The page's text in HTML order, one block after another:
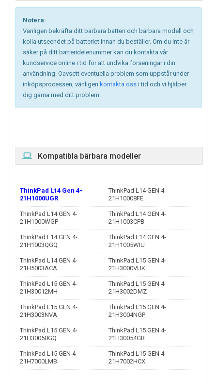
Notera:
Vänligen bekräfta ditt bärbara batteri och bärbara modell och
kolla utseendet på batteriet innan du beställer. Om du inte är
säker på ditt batteridelenummer kan du kontakta vår
kundservice online i tid för att undvika förseningar i din
användning. Oavsett eventuella problem som uppstår under
inköpsprocessen, vänligen kontakta oss i tid och vi hjälper
dig gärna med ditt problem.
Kompatibla bärbara modeller
ThinkPad L14 Gen 4-
21H1000UGR
ThinkPad L14 GEN 4-
21H10008FE
ThinkPad L14 GEN 4-
21H1000WGP
ThinkPad L14 GEN 4-
21H1003CPB
ThinkPad L14 GEN 4-
21H1003QGQ
ThinkPad L14 GEN 4-
21H1005WIU
ThinkPad L14 GEN 4-
21H5003ACA
ThinkPad L15 GEN 4-
21H3000VUK
ThinkPad L15 GEN 4-
21H30012MH
ThinkPad L15 GEN 4-
21H3002DMZ
ThinkPad L15 GEN 4-
21H3003NVA
ThinkPad L15 GEN 4-
21H3004NGP
ThinkPad L15 GEN 4-
21H30050GQ
ThinkPad L15 GEN 4-
21H30054GR
ThinkPad L15 GEN 4-
21H7000LMB
ThinkPad L15 GEN 4-
21H7002HCX